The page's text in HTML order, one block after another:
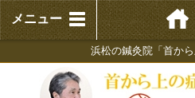
メニュー
浜松の鍼灸院「首から